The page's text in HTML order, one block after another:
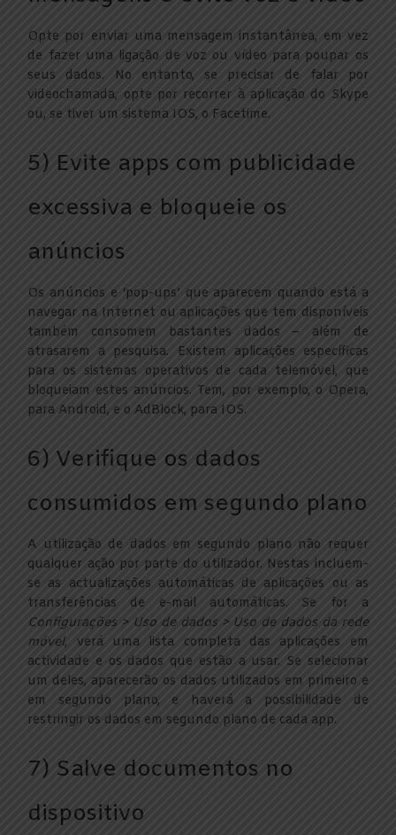
Opte por enviar uma mensagem instantânea, em vez
de fazer uma ligação de voz ou vídeo para poupar os
seus dados. No entanto, se precisar de falar por
videochamada, opte por recorrer à aplicação do Skype
ou, se tiver um sistema IOS, o Facetime.
5) Evite apps com publicidade
excessiva e bloqueie os
anúncios
Os anúncios e ‘pop-ups’ que aparecem quando está a
navegar na Internet ou aplicações que tem disponíveis
também consomem bastantes dados – além de
atrasarem a pesquisa. Existem aplicações específicas
para os sistemas operativos de cada telemóvel, que
bloqueiam estes anúncios. Tem, por exemplo, o Opera,
para Android, e o AdBlock, para IOS.
6) Verifique os dados
consumidos em segundo plano
A utilização de dados em segundo plano não requer
qualquer ação por parte do utilizador. Nestas incluem-
se as actualizações automáticas de aplicações ou as
transferências de e-mail automáticas. Se for a
Configurações > Uso de dados > Uso de dados da rede
móvel, verá uma lista completa das aplicações em
actividade e os dados que estão a usar. Se selecionar
um deles, aparecerão os dados utilizados em primeiro e
em segundo plano, e haverá a possibilidade de
restringir os dados em segundo plano de cada app.
7) Salve documentos no
dispositivo